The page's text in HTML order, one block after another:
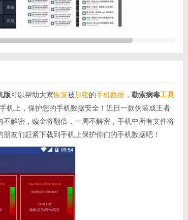
版可以帮助大家恢复被加密的手机数据 ， 勒索病毒工具
机上，保护您的手机数据安全！近日一款伪装成王者
解密，赎金将翻倍，一周不解密，手机中所有文件将
友们赶紧下载到手机上保护你们的手机数据吧！